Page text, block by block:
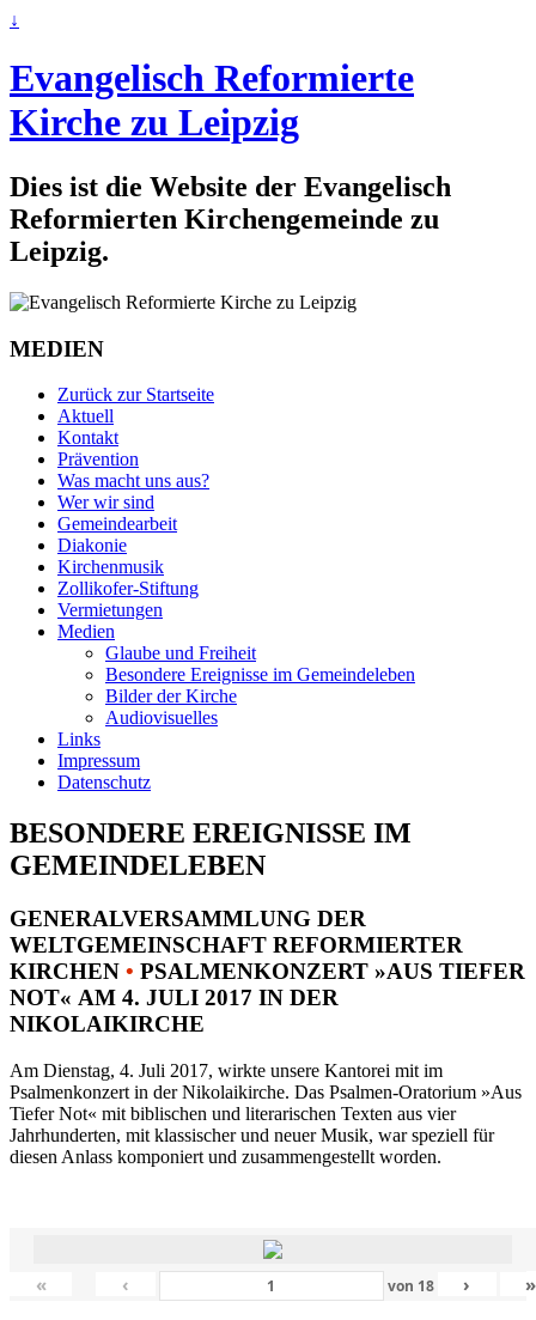
↓
Evangelisch Reformierte
Kirche zu Leipzig
Dies ist die Website der Evangelisch
Reformierten Kirchengemeinde zu
Leipzig.
MEDIEN
Zurück zur Startseite
Aktuell
Kontakt
Prävention
Was macht uns aus?
Wer wir sind
Gemeindearbeit
Diakonie
Kirchenmusik
Zollikofer-Stiftung
Vermietungen
Medien
Glaube und Freiheit
Besondere Ereignisse im Gemeindeleben
Bilder der Kirche
Audiovisuelles
Links
Impressum
Datenschutz
BESONDERE EREIGNISSE IM
GEMEINDELEBEN
GENERALVERSAMMLUNG DER
WELTGEMEINSCHAFT REFORMIERTER
KIRCHEN • PSALMENKONZERT »AUS TIEFER
NOT« AM 4. JULI 2017 IN DER
NIKOLAIKIRCHE
Am Dienstag, 4. Juli 2017, wirkte unsere Kantorei mit im
Psalmenkonzert in der Nikolaikirche. Das Psalmen-Oratorium »Aus
Tiefer Not« mit biblischen und literarischen Texten aus vier
Jahrhunderten, mit klassischer und neuer Musik, war speziell für
diesen Anlass komponiert und zusammengestellt worden.
« ‹ von 18 › »